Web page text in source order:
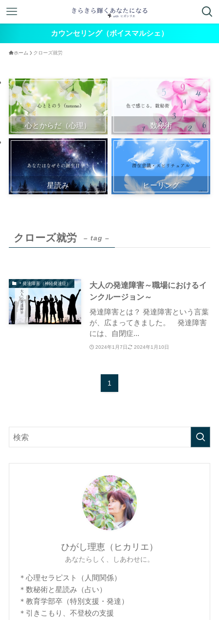
カウンセリング（ボイスマルシェ）
ホーム クローズ就労
心とからだ（心理） 数秘術
星読み ヒーリング
クローズ就労 – tag –
＊発達障害（神経発達症）
大人の発達障害～職場におけるイ
ンクルージョン～
発達障害とは？ 発達障害という言葉
が、広まってきました。 発達障害
には、自閉症...
2024年1月7日 2024年1月10日
1
ひがし理恵（ヒカリエ）
あなたらしく、しあわせに。
＊心理セラピスト（人間関係）
＊数秘術と星読み（占い）
＊教育学部卒（特別支援・発達）
＊引きこもり、不登校の支援